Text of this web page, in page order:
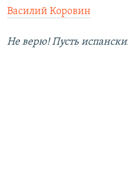
Василий Коровин
Не верю! Пусть